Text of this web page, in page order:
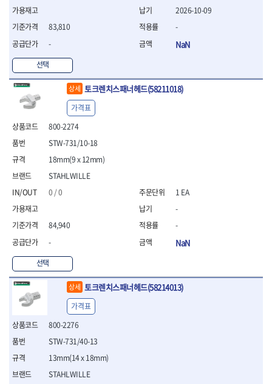
- 기타
- 라쳇 드라이버
- 스피드렌치
- 모터렌치
- 함마스패너
절연.전설.방폭공구
- 절연옵셋렌치
- 절연드라이버
- 절연스패너
- 절연T렌치
- 절연소켓
- 절연별소켓
- 절연육각비트소켓
- 절연토크렌치
- 절연콤비네이션렌치
- 절연링렌치
- 절연플라이어
- 절연전공칼
- 절연안전모
- 절연매트
- 방폭소켓
- 방폭라쳇핸들
- 방폭콤비네이션렌치
83,810
-
선택
2026-10-09
-
NaN
상세 토크렌치스패너헤드(58211018)
800-2274
STAHLWILLE
0 / 0
84,940
-
선택
STW-731/10-18
18mm(9 x 12mm)
가격표
1 EA
-
-
NaN
상세 토크렌치스패너헤드(58214013)
800-2276
STAHLWILLE
STW-731/40-13
13mm(14 x 18mm)
가격표